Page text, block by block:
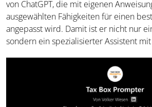
von ChatGPT, die mit eigenen
ausgewählten Fähigkeiten für einen
angepasst wird. Damit ist er nicht nur
sondern ein spezialisierter Assistent